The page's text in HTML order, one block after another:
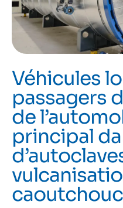
Véhicules
passagers
de
principal
caoutchouc